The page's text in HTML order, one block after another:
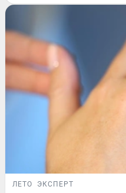
ЛЕТО ЭКСПЕРТ